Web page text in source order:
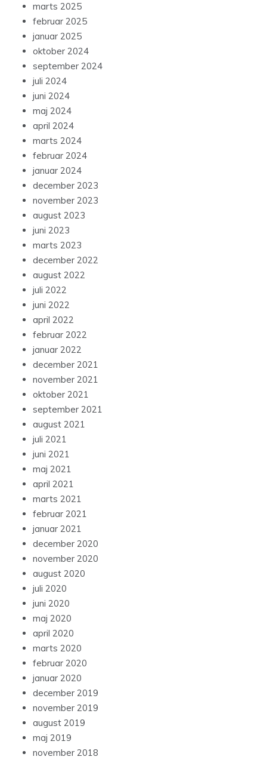
marts 2025
februar 2025
januar 2025
oktober 2024
september 2024
juli 2024
juni 2024
maj 2024
april 2024
marts 2024
februar 2024
januar 2024
december 2023
november 2023
august 2023
juni 2023
marts 2023
december 2022
august 2022
juli 2022
juni 2022
april 2022
februar 2022
januar 2022
december 2021
november 2021
oktober 2021
september 2021
august 2021
juli 2021
juni 2021
maj 2021
april 2021
marts 2021
februar 2021
januar 2021
december 2020
november 2020
august 2020
juli 2020
juni 2020
maj 2020
april 2020
marts 2020
februar 2020
januar 2020
december 2019
november 2019
august 2019
maj 2019
november 2018